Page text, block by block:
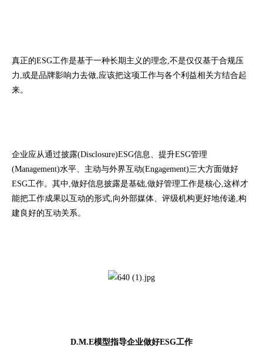
真正的ESG工作是基于一种长期主义的理念,不是仅仅基于合规压
力,或是品牌影响力去做,应该把这项工作与各个利益相关方结合起
来。
企业应从通过披露(Disclosure)ESG信息、提升ESG管理
(Management)水平、主动与外界互动(Engagement)三大方面做好
ESG工作。其中,做好信息披露是基础,做好管理工作是核心,这样才
能把工作成果以互动的形式,向外部媒体、评级机构更好地传递,构
建良好的互动关系。
D.M.E模型指导企业做好ESG工作